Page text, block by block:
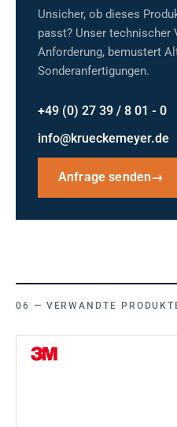
Unsicher, ob dieses
passt? Unser technischer
Anforderung, bemustert
Sonderanfertigungen.
+49 (0) 27 39 / 8 01 - 0
info@krueckemeyer.de
Anfrage senden→
VERWANDTE